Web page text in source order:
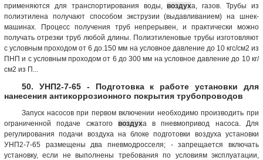
применяются для транспортирования воды,воздуха, газов. Трубы из
полиэтилена получают способом экструзии (выдавливанием) на шнек-
машинах. Процесс получения труб непрерывен, и практически можно
получать отрезки труб любой длины. Полиэтиленовые трубы изготовляют
с условным проходом от 6 до.150 мм на условное давление до 10 кгс/см2 из
ПНП и с условным проходом от 6 до 300 мм на условное давление до 10 кг/
см2 из П...
50. УНП2-7-65 - Подготовка к работе установки для
нанесения антикоррозионного покрытия трубопроводов
Запуск насосов при первом включении необходимо производить при
ограниченной подаче сжатого воздуха в пневмопривод насоса. Для
регулирования подачи воздуха на блоке подготовки воздуха установки
УНП2-7-65 размещены два пневмодросселя; - запрещается включать
установку, если не выполнены требования по условиям эксплуатации,